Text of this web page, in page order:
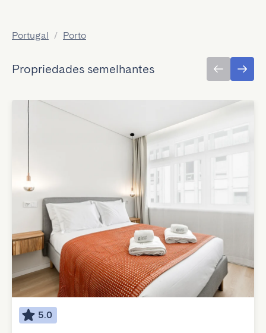
Portugal / Porto
Propriedades semelhantes
5.0